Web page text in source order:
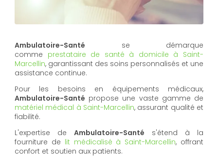
Ambulatoire-Santé se démarque
comme prestataire de santé à domicile à Saint-
Marcellin, garantissant des soins personnalisés et une
assistance continue.
Pour les besoins en équipements médicaux,
Ambulatoire-Santé propose une vaste gamme de
matériel médical à Saint-Marcellin, assurant qualité et
fiabilité.
L'expertise de Ambulatoire-Santé s'étend à la
fourniture de lit médicalisé à Saint-Marcellin, offrant
confort et soutien aux patients.